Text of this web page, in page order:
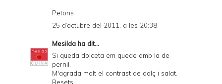
Petons
25 d’octubre del 2011, a les 20:38
Mesilda ha dit...
Si queda dolceta em quede amb la de
pernil.
M'agrada molt el contrast de dolç i salat.
Besets